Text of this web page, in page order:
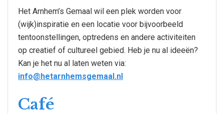
Het Arnhem’s Gemaal wil een plek worden voor
(wijk)inspiratie en een locatie voor bijvoorbeeld
tentoonstellingen, optredens en andere activiteiten
op creatief of cultureel gebied. Heb je nu al ideeën?
Kan je het nu al laten weten via:
info@hetarnhemsgemaal.nl
Café